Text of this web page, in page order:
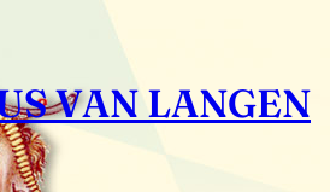
VAN LANGEN